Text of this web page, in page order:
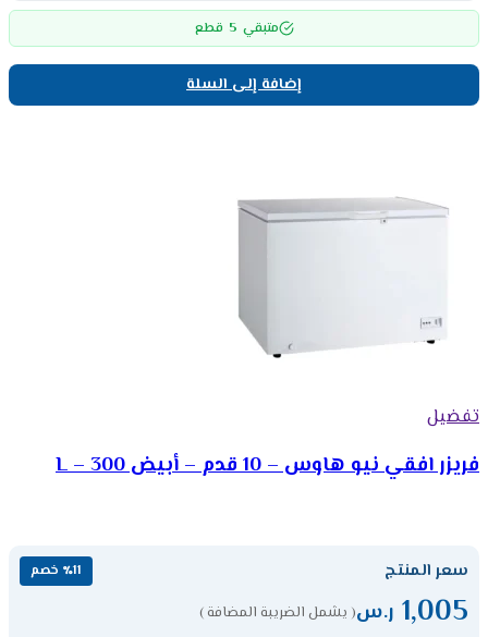
متبقي 5 قطع
إضافة إلى السلة
تفضيل
فريزر افقي نيو هاوس – 10 قدم – أبيض 300 – L
سعر المنتج ٪11 خصم
1,005 ر.س( يشمل الضريبة المضافة )